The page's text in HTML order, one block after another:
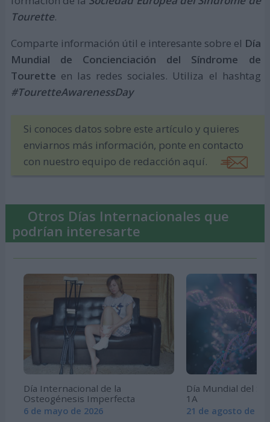
Tourette.
Comparte información útil e interesante sobre el Día
Mundial de Concienciación del Síndrome de
Tourette en las redes sociales. Utiliza el hashtag
#TouretteAwarenessDay
Si conoces datos sobre este artículo y quieres
enviarnos más información, ponte en contacto
con nuestro equipo de redacción aquí.
Otros Días Internacionales que
podrían interesarte
Día Internacional de la
Osteogénesis Imperfecta
6 de mayo de 2026
Día Mundial del
1A
21 de agosto de